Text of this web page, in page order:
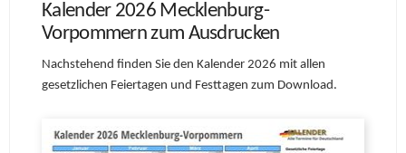
Kalender 2026 Mecklenburg-
Vorpommern zum Ausdrucken
Nachstehend finden Sie den Kalender 2026 mit allen
gesetzlichen Feiertagen und Festtagen zum Download.